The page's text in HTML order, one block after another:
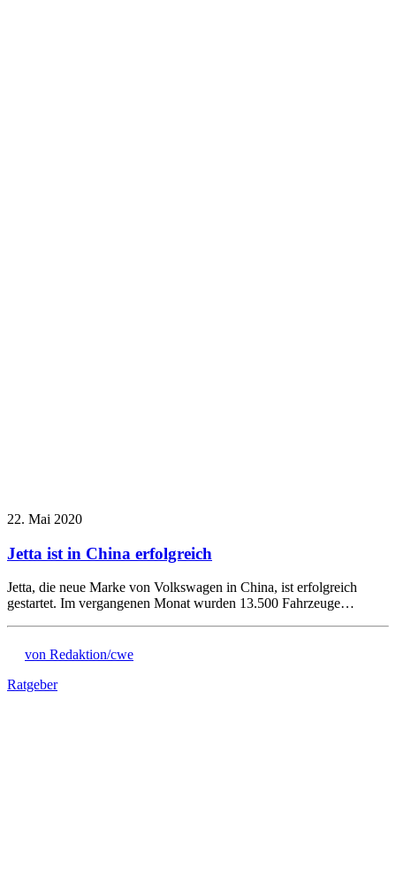
22. Mai 2020
Jetta ist in China erfolgreich
Jetta, die neue Marke von Volkswagen in China, ist erfolgreich
gestartet. Im vergangenen Monat wurden 13.500 Fahrzeuge…
von Redaktion/cwe
Ratgeber